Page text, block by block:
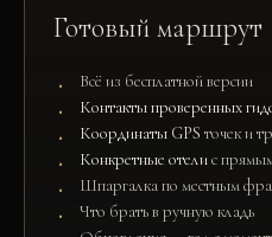
Готовый маршрут
Всё из бесплатной версии
Контакты проверенных
Координаты GPS точек и
Конкретные отелис
Шпаргалка по местным
Что брать в ручную кладь